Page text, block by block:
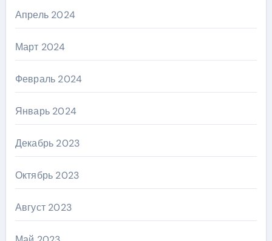
Апрель 2024
Март 2024
Февраль 2024
Январь 2024
Декабрь 2023
Октябрь 2023
Август 2023